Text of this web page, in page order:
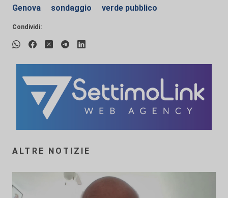
Genova sondaggio verde pubblico
Condividi:
ALTRE NOTIZIE